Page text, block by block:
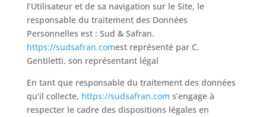
l’Utilisateur et de sa navigation sur le Site, le
responsable du traitement des Données
Personnelles est : Sud & Safran.
https://sudsafran.comest représenté par C.
Gentiletti, son représentant légal
En tant que responsable du traitement des données
qu’il collecte, https://sudsafran.com s’engage à
respecter le cadre des dispositions légales en